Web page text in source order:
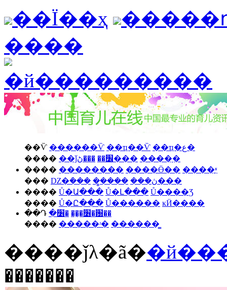
��Ϊ��ҳ
����
��Ѷ ������Ѷ ��ҵ��Ѷ
��ҵ�ع�
����
��ǰ׼�� ���ڻ��� ����ָ�
���� �������� ����Ӫ�� ����֪ʶ
��� Ǳ�ܿ��� ��̻���
���ڽ���
���� Ů�Ա��� Ů�Լ��� Ů����Ʒ
���� Ů�Ը��� Ů������ ĸӤ����
��Դ
�׶��̰� �׶�԰��
���� �����ʴ� ������̳
����ǰλ�ã�
�������